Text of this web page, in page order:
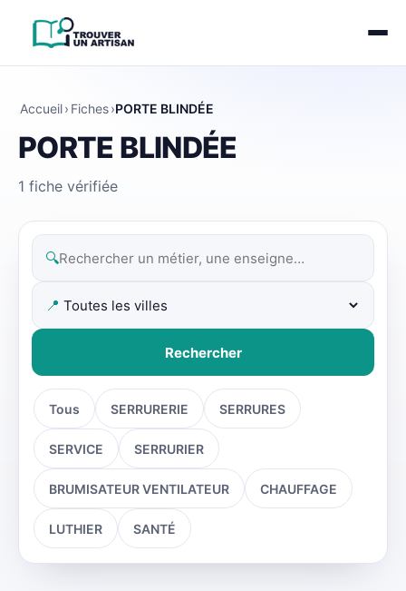
Accueil› Fiches›PORTE BLINDÉE
PORTE BLINDÉE
1 fiche vérifiée
🔍
📍
Rechercher
Tous SERRURERIE SERRURES
SERVICE SERRURIER
BRUMISATEUR VENTILATEUR CHAUFFAGE
LUTHIER SANTÉ